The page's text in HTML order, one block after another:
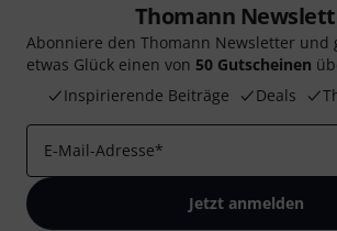
Thomann
Abonniere den Thomann Newsletter und
etwas Glück einen von 50 Gutscheinen
Inspirierende Beiträge
Deals
E-Mail-Adresse*
Jetzt anmelden